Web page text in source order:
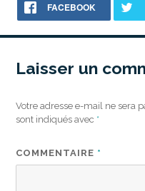
FACEBOOK
Laisser un
Votre adresse e-mail ne sera
sont indiqués avec *
COMMENTAIRE *